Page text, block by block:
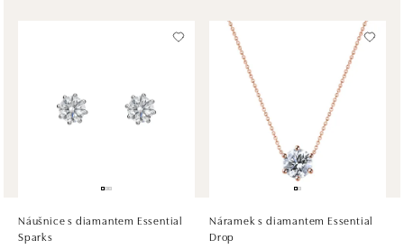
HALADA OC Avion, Bratislava
tel.: +421 917 090 372
dnes otevřeno do 21:00
Pribinova 8, 811 09 Bratislava
dnes otevřeno do 21:00
Náušnice s diamantem Essential
Sparks
Náramek s diamantem Essential
Drop